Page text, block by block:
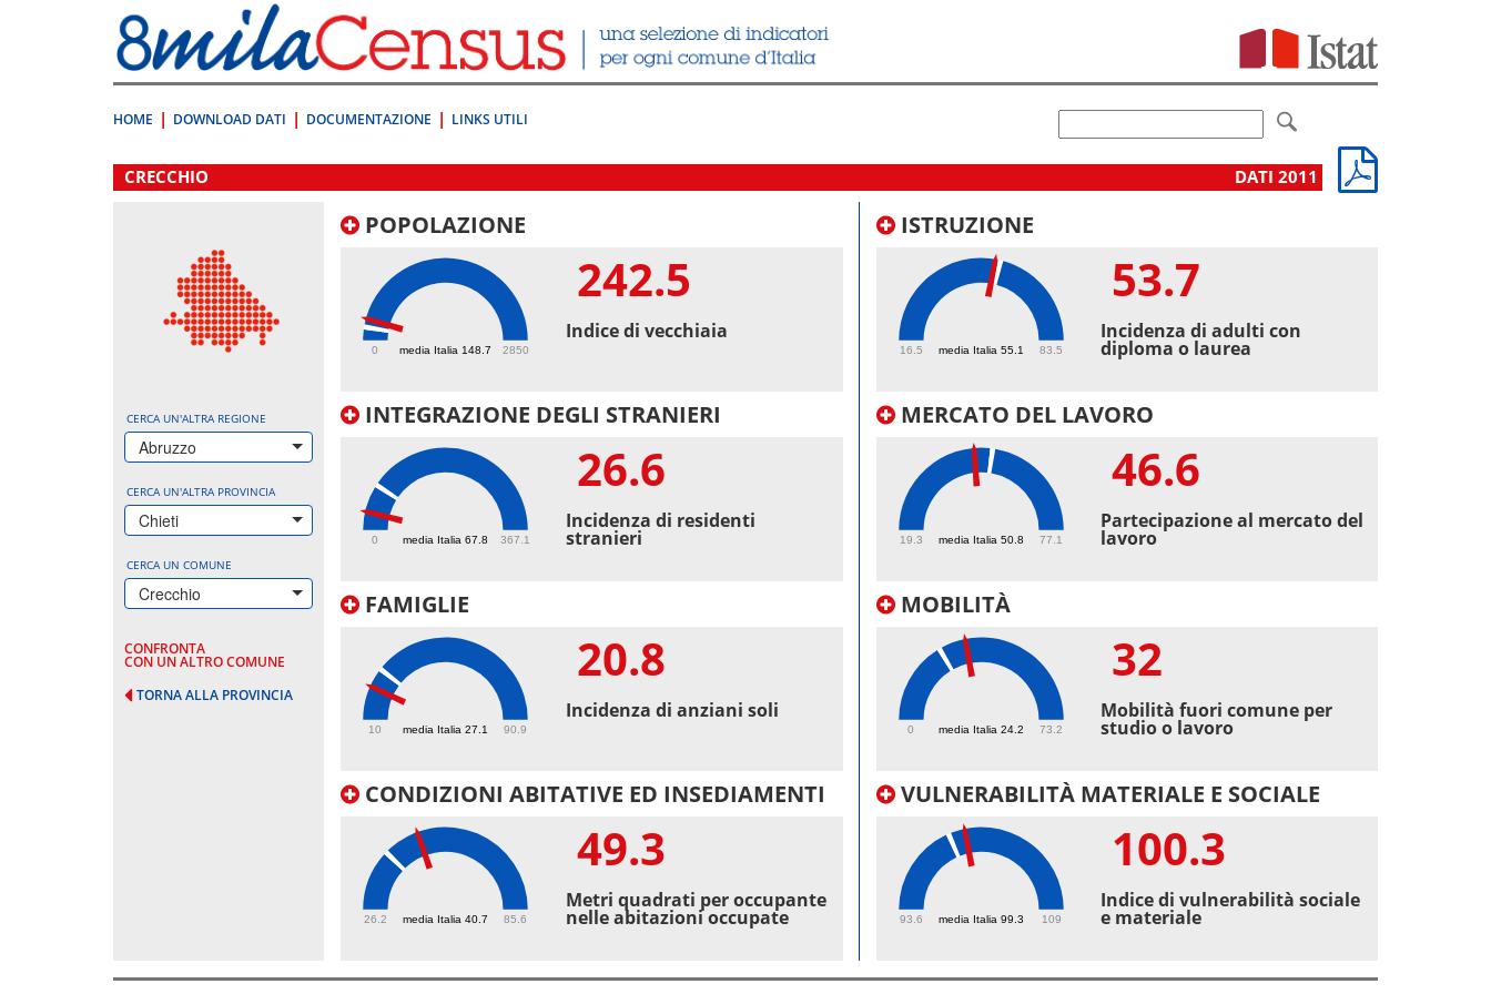
direttamente
a:
Contenuto
HOME DOWNLOAD DATI DOCUMENTAZIONE LINKS UTILI
.
CRECCHIO DATI 2011
CERCA UN'ALTRA REGIONE
Abruzzo
CERCA UN'ALTRA PROVINCIA
Chieti
CERCA UN COMUNE
Crecchio
CONFRONTA
CON UN ALTRO COMUNE
TORNA ALLA PROVINCIA
POPOLAZIONE
media Italia 148.7
0 2850
242.5
Indice di vecchiaia
INTEGRAZIONE DEGLI STRANIERI
media Italia 67.8
0 367.1
26.6
Incidenza di residenti
stranieri
FAMIGLIE
media Italia 27.1
10 90.9
20.8
Incidenza di anziani soli
CONDIZIONI ABITATIVE ED INSEDIAMENTI
media Italia 40.7
26.2 85.6
49.3
Metri quadrati per occupante
nelle abitazioni occupate
ISTRUZIONE
media Italia 55.1
16.5 83.5
53.7
Incidenza di adulti con
diploma o laurea
MERCATO DEL LAVORO
media Italia 50.8
19.3 77.1
46.6
Partecipazione al mercato del
lavoro
MOBILITÀ
media Italia 24.2
0 73.2
32
Mobilità fuori comune per
studio o lavoro
VULNERABILITÀ MATERIALE E SOCIALE
media Italia 99.3
93.6 109
100.3
Indice di vulnerabilità sociale
e materiale